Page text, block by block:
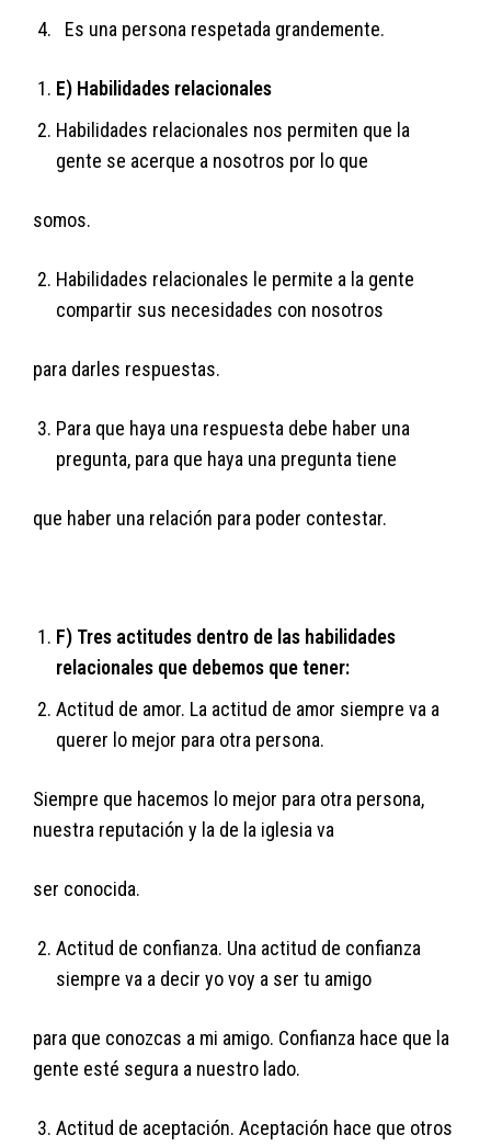
Es una persona respetada grandemente.
E) Habilidades relacionales
Habilidades relacionales nos permiten que la
gente se acerque a nosotros por lo que
somos.
Habilidades relacionales le permite a la gente
compartir sus necesidades con nosotros
para darles respuestas.
Para que haya una respuesta debe haber una
pregunta, para que haya una pregunta tiene
que haber una relación para poder contestar.
F) Tres actitudes dentro de las habilidades
relacionales que debemos que tener:
Actitud de amor. La actitud de amor siempre va a
querer lo mejor para otra persona.
Siempre que hacemos lo mejor para otra persona,
nuestra reputación y la de la iglesia va
ser conocida.
Actitud de confianza. Una actitud de confianza
siempre va a decir yo voy a ser tu amigo
para que conozcas a mi amigo. Confianza hace que la
gente esté segura a nuestro lado.
Actitud de aceptación. Aceptación hace que otros